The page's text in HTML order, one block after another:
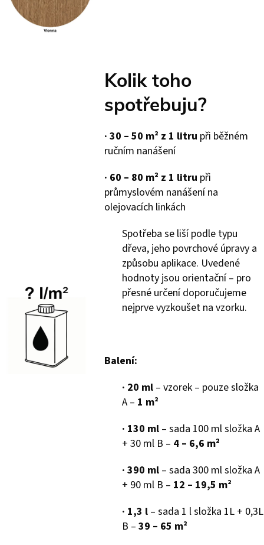
Kolik toho
spotřebuju?
· 30 – 50 m² z 1 litru při běžném
ručním nanášení
· 60 – 80 m² z 1 litru při
průmyslovém nanášení na
olejovacích linkách
Spotřeba se liší podle typu
dřeva, jeho povrchové úpravy a
způsobu aplikace. Uvedené
hodnoty jsou orientační – pro
přesné určení doporučujeme
nejprve vyzkoušet na vzorku.
Balení:
· 20 ml– vzorek – pouze složka
A – 1 m²
· 130 ml– sada 100 ml složka A
+ 30 ml B – 4 – 6,6 m²
· 390 ml– sada 300 ml složka A
+ 90 ml B – 12 – 19,5 m²
· 1,3 l– sada 1 l složka 1L + 0,3L
B – 39 – 65 m²